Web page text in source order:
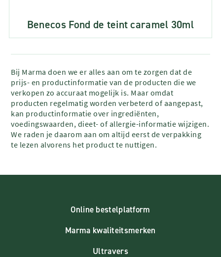
Benecos Fond de teint caramel 30ml
Bij Marma doen we er alles aan om te zorgen dat de
prijs- en productinformatie van de producten die we
verkopen zo accuraat mogelijk is. Maar omdat
producten regelmatig worden verbeterd of aangepast,
kan productinformatie over ingrediënten,
voedingswaarden, dieet- of allergie-informatie wijzigen.
We raden je daarom aan om altijd eerst de verpakking
te lezen alvorens het product te nuttigen.
Online bestelplatform
Marma kwaliteitsmerken
Ultravers